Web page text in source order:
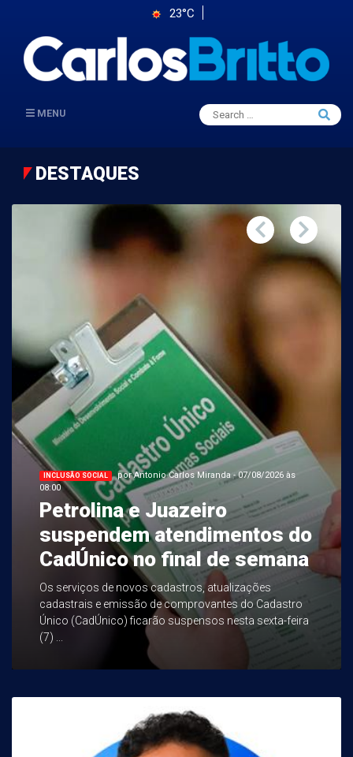
23°C
MENU
Search
for:
Search
DESTAQUES
INCLUSÃO SOCIAL
por Antonio Carlos Miranda - 07/08/2026 às
08:00
Petrolina e Juazeiro
suspendem atendimentos do
CadÚnico no final de semana
Os serviços de novos cadastros, atualizações
cadastrais e emissão de comprovantes do Cadastro
Único (CadÚnico) ficarão suspensos nesta sexta-feira
(7) ...